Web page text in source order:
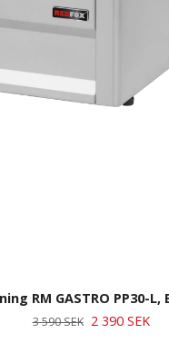
RM GASTRO PP30-L,
3 590 SEK 2 390 SEK